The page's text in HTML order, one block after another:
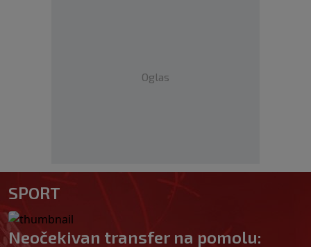
Oglas
SPORT
Neočekivan transfer na pomolu: